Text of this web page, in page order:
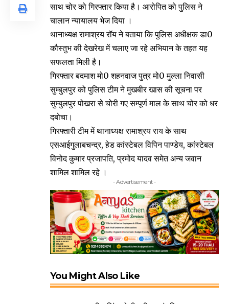
साथ चोर को गिरफ्तार किया है। आरोपित को पुलिस ने
चालान न्यायालय भेज दिया ।
थानाध्यक्ष रामाश्रय रॉय ने बताया कि पुलिस अधीक्षक डा0
कौस्तुभ की देखरेख में चलाए जा रहे अभियान के तहत यह
सफलता मिली है।
गिरफ्तार बदमाश मो0 शहनवाज पुत्र मो0 मुल्ला निवासी
सुम्बुलपुर को पुलिस टीम ने मुखबीर खास की सूचना पर
सुम्बुलपुर पोखरा से चोरी गए सम्पूर्ण माल के साथ चोर को धर
दबोचा।
गिरफ्तारी टीम में थानाध्यक्ष रामाश्रय राय के साथ
एसआईगुलाबचन्द्र, हेड कांस्टेबल विपिन पाण्डेय, कांस्टेबल
विनोद कुमार प्रजापति, प्रमोद यादव समेत अन्य जवान
शामिल शामिल रहे ।
- Advertisement -
You Might Also Like